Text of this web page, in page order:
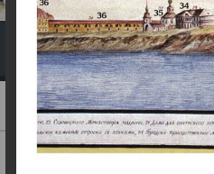
Экскурсия
Главная